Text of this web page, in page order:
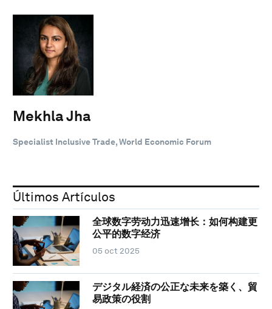
Mekhla Jha
Specialist Inclusive Trade, World Economic Forum
Últimos Artículos
全球数字劳动力迅速增长：如何构建更
公平的数字经济
05 oct 2025
デジタル経済の公正な未来を築く、貿
易政策の役割